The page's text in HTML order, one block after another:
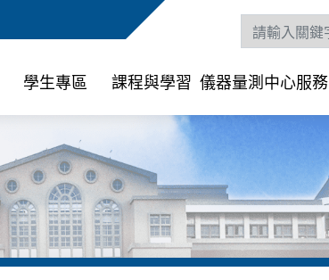
學生專區 課程與學習 儀器量測中心服務